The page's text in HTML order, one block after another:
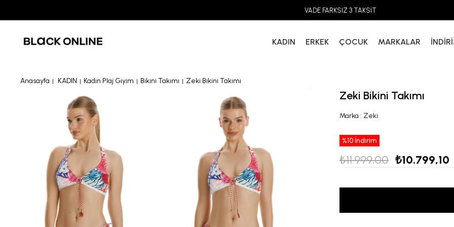
VADE FARKSIZ 3 TAKSİT
KADIN ERKEK ÇOCUK MARKALAR
Anasayfa KADIN Kadın Plaj Giyim Bikini Takımı Zeki Bikini Takımı
Zeki Bikini Takımı
Marka : Zeki
%10 İndirim
₺11.999,00 ₺10.799,10